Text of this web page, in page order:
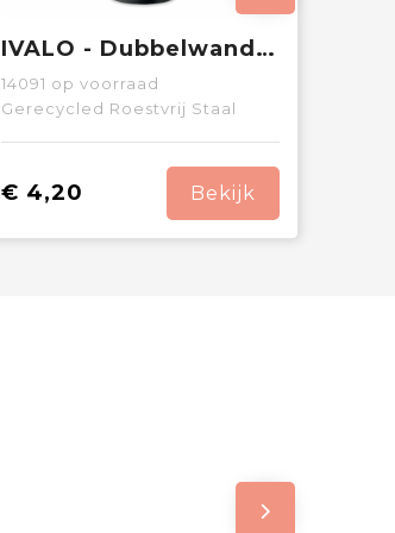
IVALO - Dubbelwandige fles 500 ml
14091 op voorraad
Gerecycled Roestvrij Staal
€ 4,20 Bekijk